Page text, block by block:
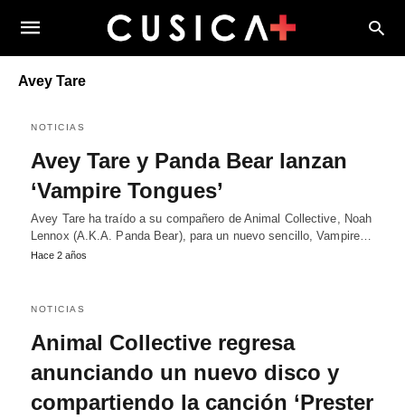
Avey Tare
NOTICIAS
Avey Tare y Panda Bear lanzan
‘Vampire Tongues’
Avey Tare ha traído a su compañero de Animal Collective, Noah
Lennox (A.K.A. Panda Bear), para un nuevo sencillo, Vampire…
Hace 2 años
NOTICIAS
Animal Collective regresa
anunciando un nuevo disco y
compartiendo la canción ‘Prester